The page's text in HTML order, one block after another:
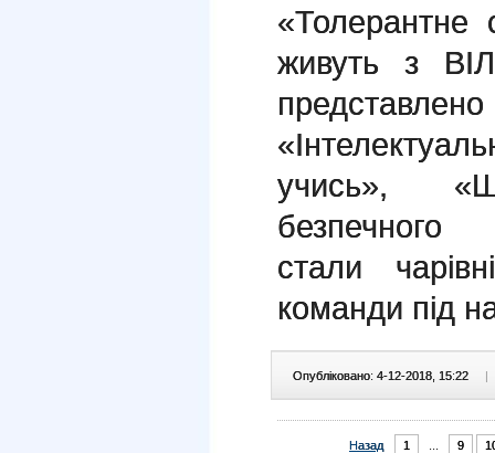
живуть з
учись»,
стали
команди під
Опубліковано: 4-12-2018, 15:22 |
Назад 1 9